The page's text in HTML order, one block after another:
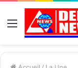
Menu